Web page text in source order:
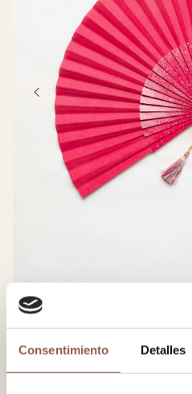
Consentimiento Detalles
Daiquiri